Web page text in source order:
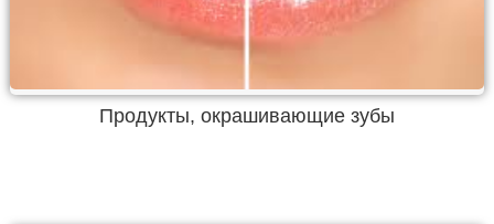
Продукты, окрашивающие зубы